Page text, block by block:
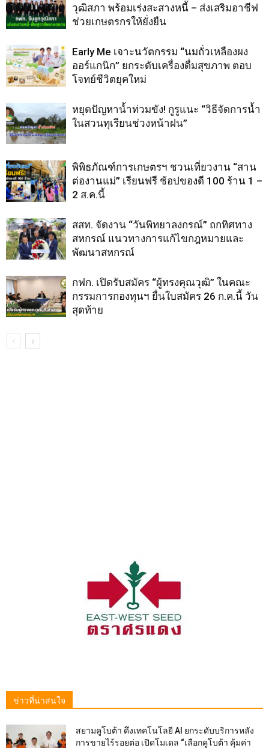
วุฒิสภา พร้อมเร่งสะสางหนี้ – ส่งเสริมอาชีฟ
ช่วยเกษตรกรให้ยั่งยืน
Early Me เจาะนวัตกรรม “นมถั่วเหลืองผง
ออร์แกนิก” ยกระดับเครื่องดื่มสุขภาพ ตอบ
โจทย์ชีวิตยุคใหม่
หยุดปัญหาน้ำท่วมขัง! กูรูแนะ “วิธีจัดการน้ำ
ในสวนทุเรียนช่วงหน้าฝน”
พิพิธภัณฑ์การเกษตรฯ ชวนเที่ยวงาน “สาน
ต่องานแม่” เรียนฟรี ช้อปของดี 100 ร้าน 1 –
2 ส.ค.นี้
สสท. จัดงาน “วันพิทยาลงกรณ์” ถกทิศทาง
สหกรณ์ แนวทางการแก้ไขกฎหมายและ
พัฒนาสหกรณ์
กฟก. เปิดรับสมัคร “ผู้ทรงคุณวุฒิ” ในคณะ
กรรมการกองทุนฯ ยื่นใบสมัคร 26 ก.ค.นี้ วัน
สุดท้าย
ข่าวที่น่าสนใจ
สยามคูโบต้า ดึงเทคโนโลยี AI ยกระดับบริการหลัง
การขายไร้รอยต่อ เปิดโมเดล “เลือกคูโบต้า คุ้มค่า